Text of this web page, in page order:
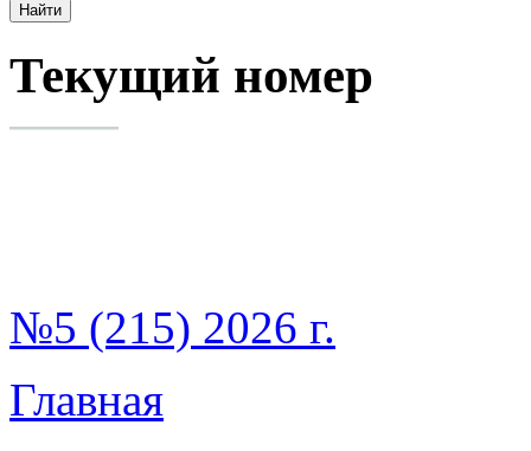
Текущий номер
№5 (215) 2026 г.
Главная